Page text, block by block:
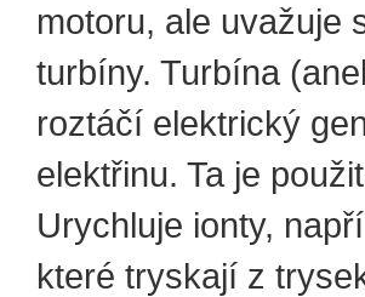
motoru, ale uvažuje
turbíny. Turbína
roztáčí elektrický
elektřinu. Ta je
Urychluje ionty,
které tryskají z